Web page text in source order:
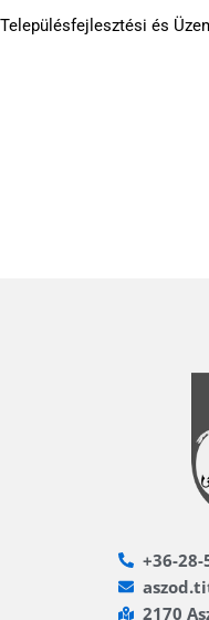
Településfejlesztési és
+36-28-
2170